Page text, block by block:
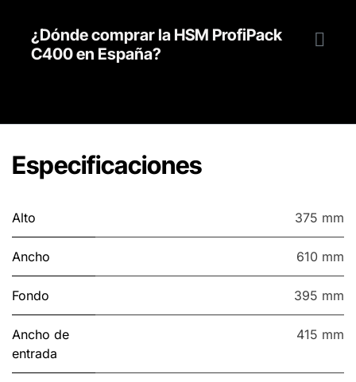
¿Dónde comprar la HSM ProfiPack
C400 en España?
Especificaciones
Alto 375 mm
Ancho 610 mm
Fondo 395 mm
Ancho de
entrada
415 mm